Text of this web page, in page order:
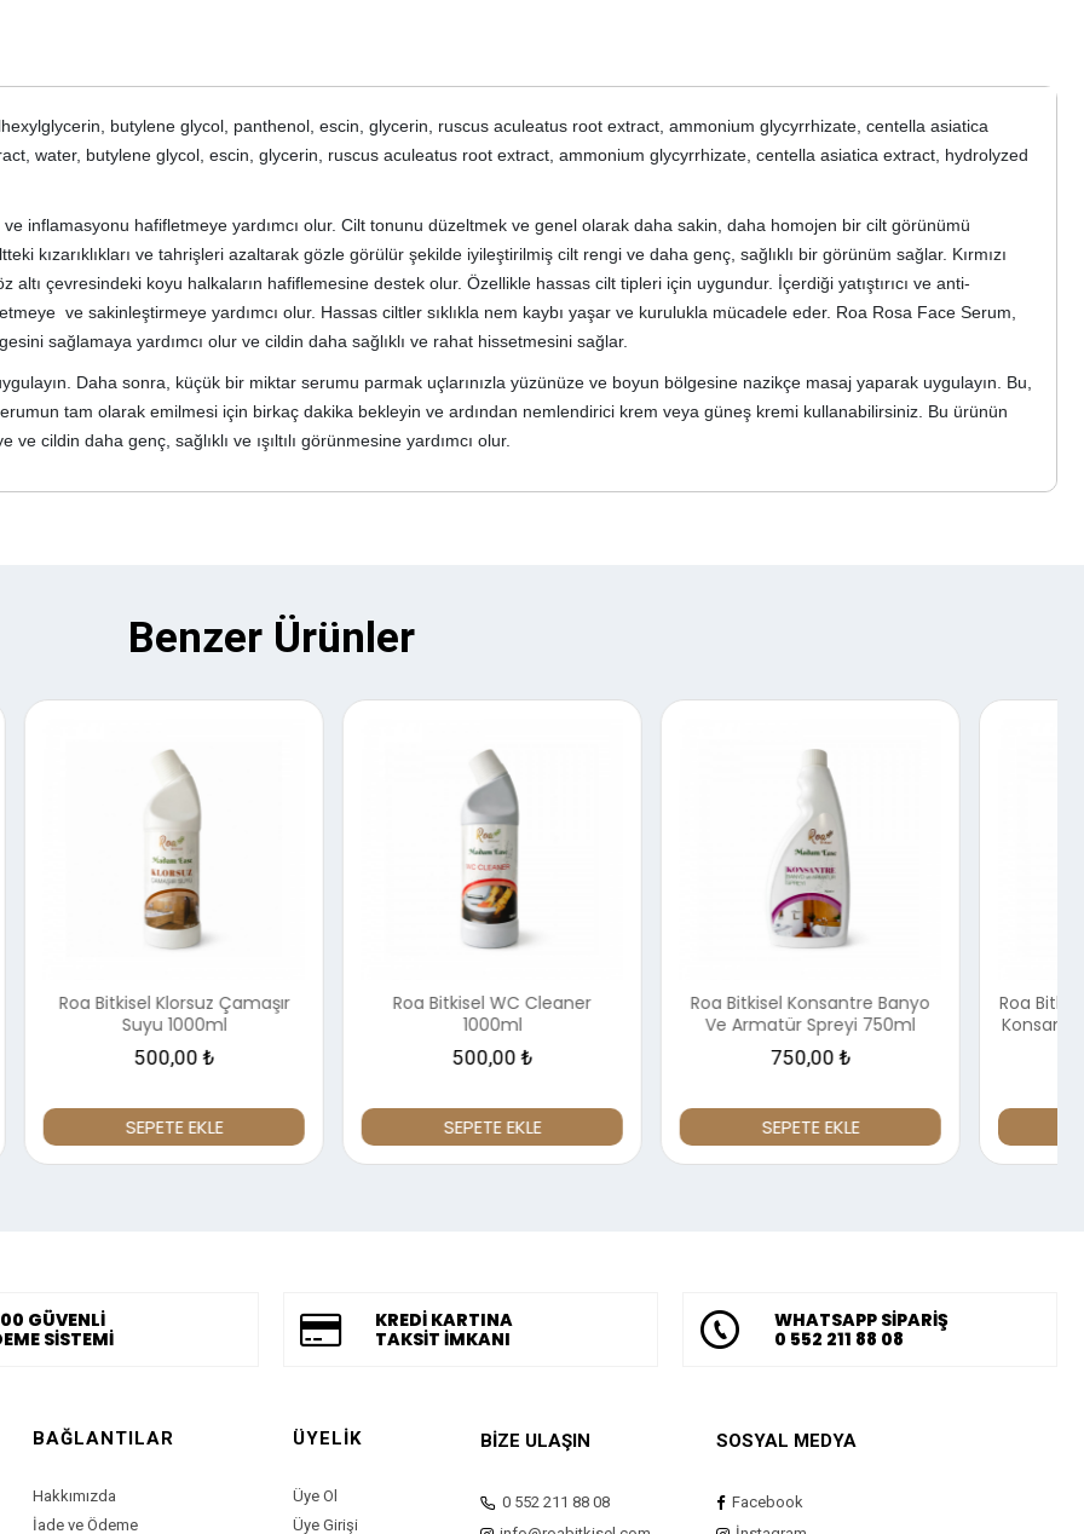
butylene glycol, panthenol, escin, glycerin, ruscus aculeatus root extract, ammonium glycyrrhizate, centella asiatica
water, butylene glycol, escin, glycerin, ruscus aculeatus root extract, ammonium glycyrrhizate, centella asiatica extract, hydrolyzed
ve inflamasyonu hafifletmeye yardımcı olur. Cilt tonunu düzeltmek ve genel olarak daha sakin, daha homojen bir cilt görünümü
kızarıklıkları ve tahrişleri azaltarak gözle görülür şekilde iyileştirilmiş cilt rengi ve daha genç, sağlıklı bir görünüm sağlar. Kırmızı
çevresindeki koyu halkaların hafiflemesine destek olur. Özellikle hassas cilt tipleri için uygundur. İçerdiği yatıştırıcı ve anti-
ve sakinleştirmeye yardımcı olur. Hassas ciltler sıklıkla nem kaybı yaşar ve kurulukla mücadele eder. Roa Rosa Face Serum,
sağlamaya yardımcı olur ve cildin daha sağlıklı ve rahat hissetmesini sağlar.
Daha sonra, küçük bir miktar serumu parmak uçlarınızla yüzünüze ve boyun bölgesine nazikçe masaj yaparak uygulayın. Bu,
tam olarak emilmesi için birkaç dakika bekleyin ve ardından nemlendirici krem veya güneş kremi kullanabilirsiniz. Bu ürünün
cildin daha genç, sağlıklı ve ışıltılı görünmesine yardımcı olur.
Benzer Ürünler
Roa Bitkisel WC Cleaner
SEPETE EKLE
Roa Bitkisel Konsantre Banyo
Ve Armatür Spreyi 750ml
SEPETE EKLE
Roa Bitkisel Roa Bitkisel Organik
Konsantre Kireç Çözücü Sprey
SEPETE EKLE
GÜVENLİ
SİSTEMİ
KREDİ KARTINA
TAKSİT İMKANI
WHATSAPP SİPARİŞ
0 552 211 88 08
BAĞLANTILAR
Hakkımızda
İade ve Ödeme
ÜYELİK
Üye Ol
Üye Girişi
BİZE ULAŞIN
0 552 211 88 08
SOSYAL MEDYA
Facebook